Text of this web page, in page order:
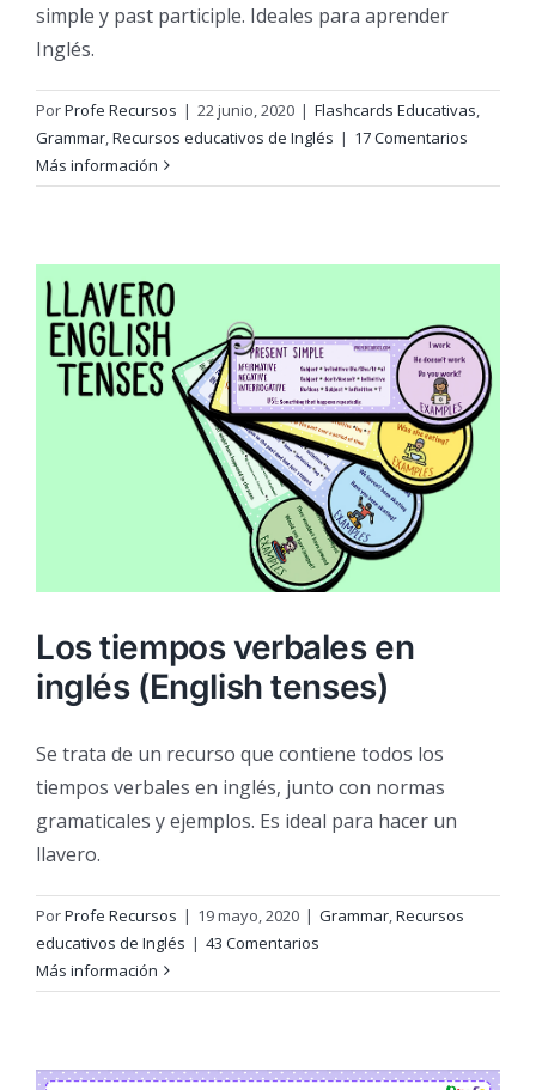
simple y past participle. Ideales para aprender
Inglés.
PorProfe Recursos | 22 junio, 2020 | Flashcards Educativas,
Grammar,Recursos educativos de Inglés | 17 Comentarios
Más información
Los tiempos verbales en
inglés (English tenses)
Se trata de un recurso que contiene todos los
tiempos verbales en inglés, junto con normas
gramaticales y ejemplos. Es ideal para hacer un
llavero.
PorProfe Recursos | 19 mayo, 2020 | Grammar,Recursos
educativos de Inglés | 43 Comentarios
Más información